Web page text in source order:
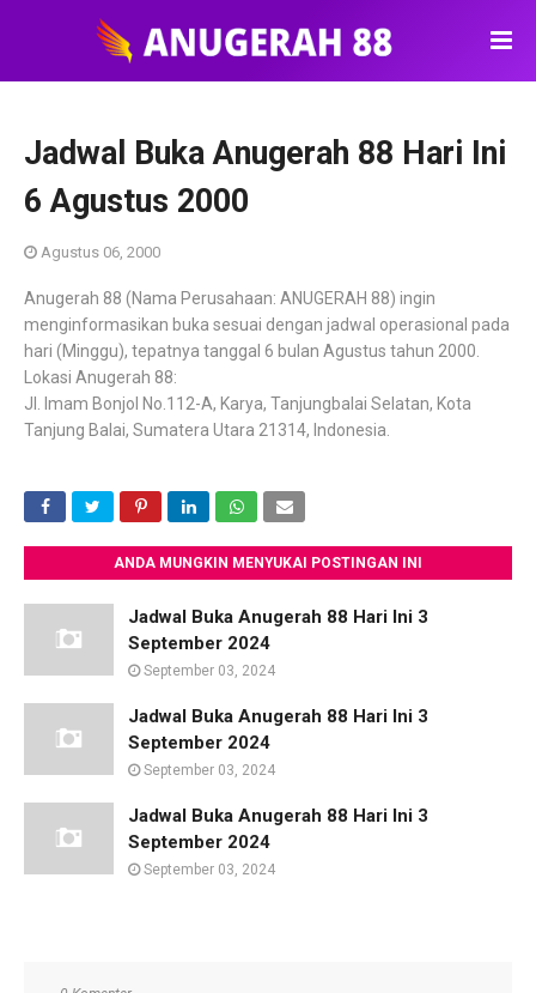
Jadwal Buka Anugerah 88 Hari Ini
6 Agustus 2000
Agustus 06, 2000
Anugerah 88 (Nama Perusahaan: ANUGERAH 88) ingin
menginformasikan buka sesuai dengan jadwal operasional pada
hari (Minggu), tepatnya tanggal 6 bulan Agustus tahun 2000.
Lokasi Anugerah 88:
Jl. Imam Bonjol No.112-A, Karya, Tanjungbalai Selatan, Kota
Tanjung Balai, Sumatera Utara 21314, Indonesia.
ANDA MUNGKIN MENYUKAI POSTINGAN INI
Jadwal Buka Anugerah 88 Hari Ini 3
September 2024
September 03, 2024
Jadwal Buka Anugerah 88 Hari Ini 3
September 2024
September 03, 2024
Jadwal Buka Anugerah 88 Hari Ini 3
September 2024
September 03, 2024